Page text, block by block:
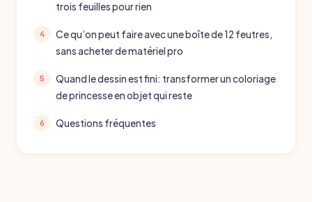
trois feuilles pour rien
Ce qu’on peut faire avec une boîte de 12 feutres,
sans acheter de matériel pro
Quand le dessin est fini: transformer un coloriage
de princesse en objet qui reste
Questions fréquentes